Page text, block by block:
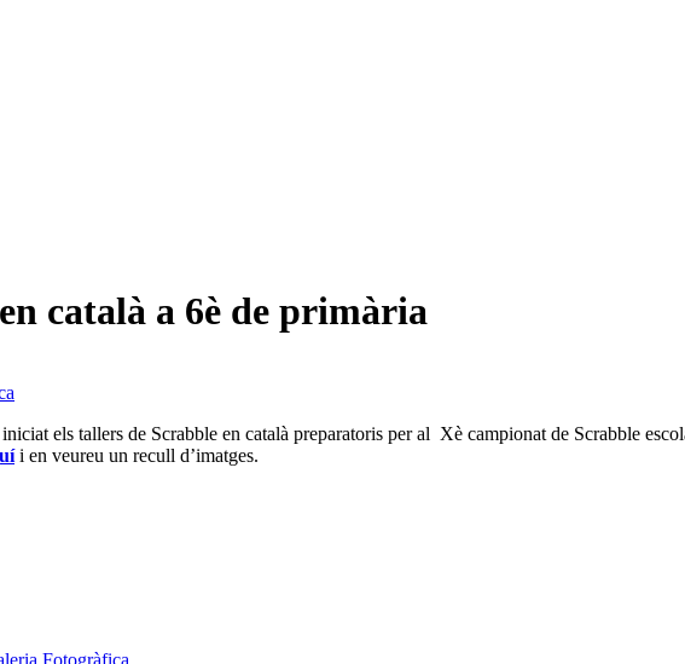
català a 6è de primària
els tallers de Scrabble en català preparatoris per al Xè campionat de Scrabble
i en veureu un recull d’imatges.